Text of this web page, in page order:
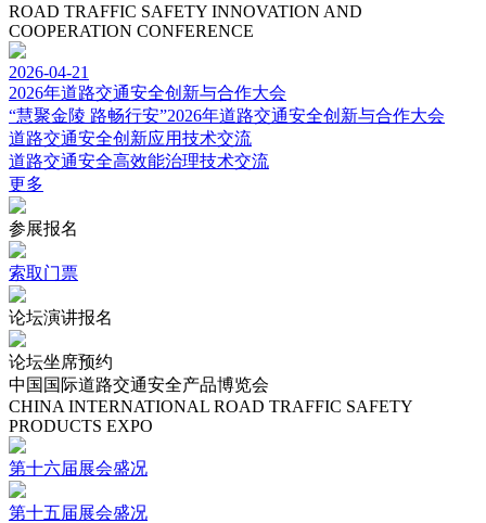
ROAD TRAFFIC SAFETY INNOVATION AND
COOPERATION CONFERENCE
2026-04-21
2026年道路交通安全创新与合作大会
“慧聚金陵 路畅行安”2026年道路交通安全创新与合作大会
道路交通安全创新应用技术交流
道路交通安全高效能治理技术交流
更多
参展报名
索取门票
论坛演讲报名
论坛坐席预约
中国国际道路交通安全产品博览会
CHINA INTERNATIONAL ROAD TRAFFIC SAFETY
PRODUCTS EXPO
第十六届展会盛况
第十五届展会盛况